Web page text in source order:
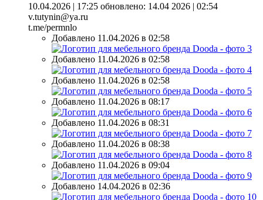
10.04.2026 | 17:25 обновлено: 14.04 2026 | 02:54
v.tutynin@ya.ru
t.me/permnlo
Добавлено 11.04.2026 в 02:58
Добавлено 11.04.2026 в 02:58
Добавлено 11.04.2026 в 02:58
Добавлено 11.04.2026 в 08:17
Добавлено 11.04.2026 в 08:31
Добавлено 11.04.2026 в 08:38
Добавлено 11.04.2026 в 09:04
Добавлено 14.04.2026 в 02:36